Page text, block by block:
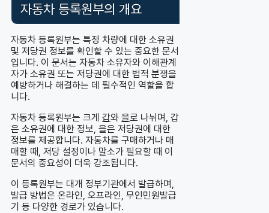
자동차 등록원부의 개요
자동차 등록원부는 특정 차량에 대한 소유권
및 저당권 정보를 확인할 수 있는 중요한 문서
입니다. 이 문서는 자동차 소유자와 이해관계
자가 소유권 또는 저당권에 대한 법적 분쟁을
예방하거나 해결하는 데 필수적인 역할을 합
니다.
자동차 등록원부는 크게 갑와 을로 나뉘며, 갑
은 소유권에 대한 정보, 을은 저당권에 대한
정보를 제공합니다. 자동차를 구매하거나 매
매할 때, 저당 설정이나 말소가 필요할 때 이
문서의 중요성이 더욱 강조됩니다.
이 등록원부는 대개 정부기관에서 발급하며,
발급 방법은 온라인, 오프라인, 무인민원발급
기 등 다양한 경로가 있습니다.